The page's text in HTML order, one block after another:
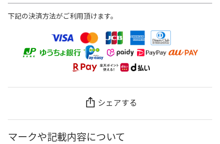
下記の決済方法がご利用頂けます。
シェアする
マークや記載内容について